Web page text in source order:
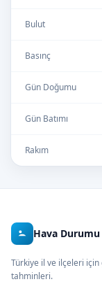
Bulut
Basınç
Gün Doğumu
Gün Batımı
Rakım
Hava Durumu
Türkiye il ve ilçeleri
tahminleri.